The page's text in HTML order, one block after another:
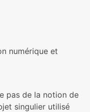
numérique et
pas de la notion de
singulier utilisé